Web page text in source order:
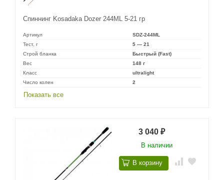
Спиннинг Kosadaka Dozer 244ML 5-21 гр
Артикул
SDZ-244ML
Тест, г
5 — 21
Строй бланка
Быстрый (Fast)
Вес
148 г
Класс
ultralight
Число колен
2
Показать все
3 040 ₽
В наличии
В корзину